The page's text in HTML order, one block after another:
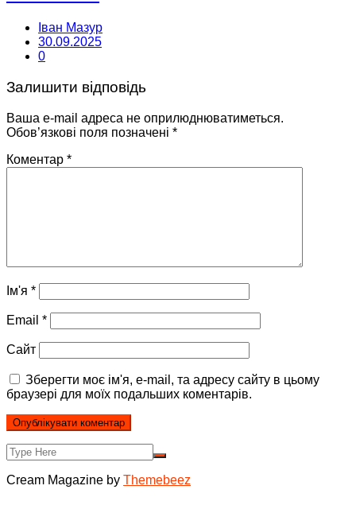
Іван Мазур
30.09.2025
0
Залишити відповідь
Ваша e-mail адреса не оприлюднюватиметься.
Обов’язкові поля позначені *
Коментар *
Ім'я *
Email *
Сайт
Зберегти моє ім'я, e-mail, та адресу сайту в цьому
браузері для моїх подальших коментарів.
Cream Magazine by Themebeez